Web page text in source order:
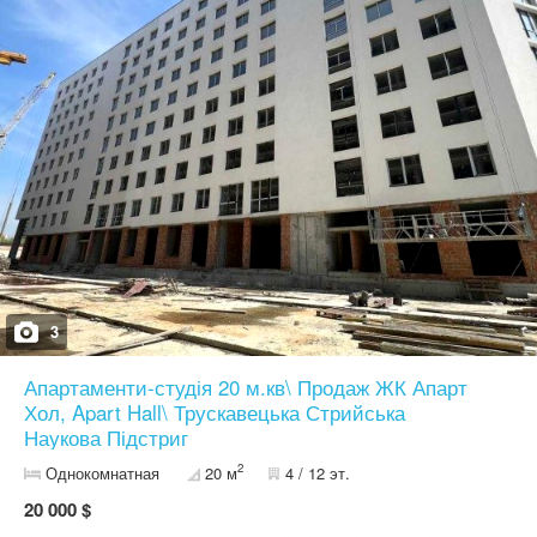
3
Апартаменти-студія 20 м.кв\ Продаж ЖК Апарт
Хол, Apart Hall\ Трускавецька Стрийська
Наукова Підстриг
Однокомнатная 20 м2 4 / 12 эт.
20 000 $